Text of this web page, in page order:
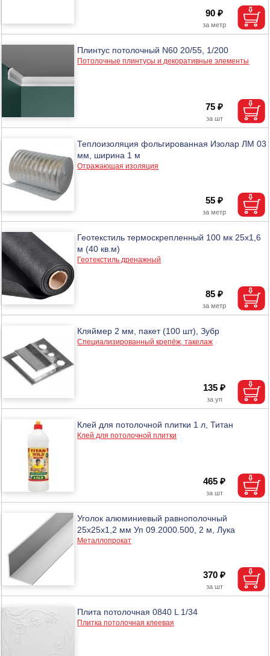
90 ₽
Плинтус потолочный N60 20/55, 1/200
Потолочные плинтусы и декоративные элементы
75 ₽
Теплоизоляция фольгированная Изолар ЛМ 03
мм, ширина 1 м
Отражающая изоляция
55 ₽
Геотекстиль термоскрепленный 100 мк 25х1,6
м (40 кв.м)
Геотекстиль дренажный
85 ₽
Кляймер 2 мм, пакет (100 шт), Зубр
Специализированный крепёж, такелаж
135 ₽
Клей для потолочной плитки 1 л, Титан
Клей для потолочной плитки
465 ₽
Уголок алюминиевый равнополочный
25х25х1,2 мм Уп 09.2000.500, 2 м, Лука
Металлопрокат
370 ₽
Плита потолочная 0840 L 1/34
Плитка потолочная клеевая